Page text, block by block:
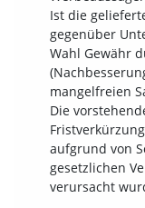
Ist die
gegenüber
Wahl Gewähr
mangelfreien
Die
aufgrund von
gesetzlichen
verursacht